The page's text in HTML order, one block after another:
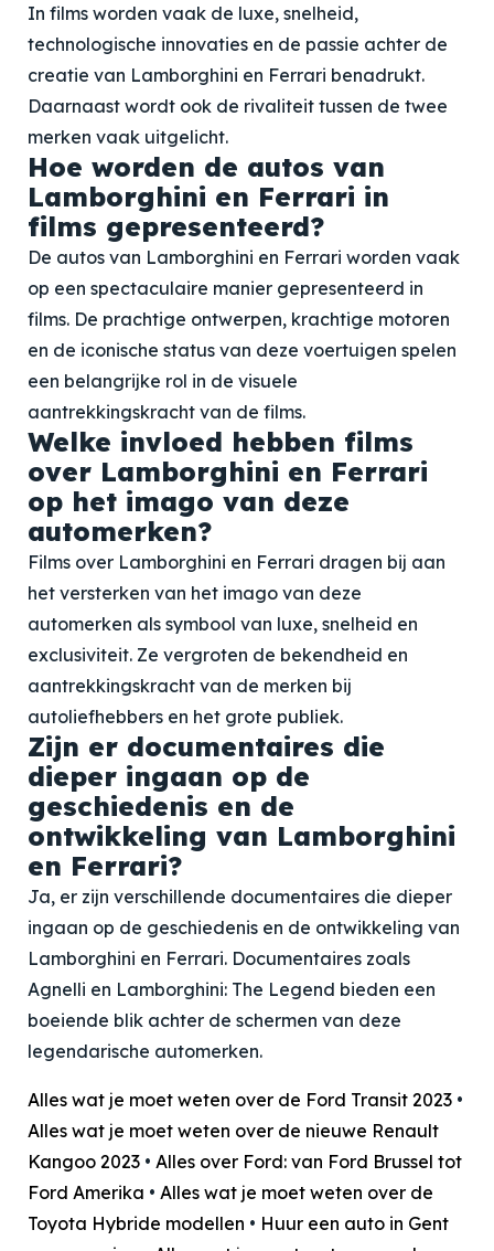
In films worden vaak de luxe, snelheid,
technologische innovaties en de passie achter de
creatie van Lamborghini en Ferrari benadrukt.
Daarnaast wordt ook de rivaliteit tussen de twee
merken vaak uitgelicht.
Hoe worden de autos van
Lamborghini en Ferrari in
films gepresenteerd?
De autos van Lamborghini en Ferrari worden vaak
op een spectaculaire manier gepresenteerd in
films. De prachtige ontwerpen, krachtige motoren
en de iconische status van deze voertuigen spelen
een belangrijke rol in de visuele
aantrekkingskracht van de films.
Welke invloed hebben films
over Lamborghini en Ferrari
op het imago van deze
automerken?
Films over Lamborghini en Ferrari dragen bij aan
het versterken van het imago van deze
automerken als symbool van luxe, snelheid en
exclusiviteit. Ze vergroten de bekendheid en
aantrekkingskracht van de merken bij
autoliefhebbers en het grote publiek.
Zijn er documentaires die
dieper ingaan op de
geschiedenis en de
ontwikkeling van Lamborghini
en Ferrari?
Ja, er zijn verschillende documentaires die dieper
ingaan op de geschiedenis en de ontwikkeling van
Lamborghini en Ferrari. Documentaires zoals
Agnelli en Lamborghini: The Legend bieden een
boeiende blik achter de schermen van deze
legendarische automerken.
Alles wat je moet weten over de Ford Transit 2023 •
Alles wat je moet weten over de nieuwe Renault
Kangoo 2023 • Alles over Ford: van Ford Brussel tot
Ford Amerika • Alles wat je moet weten over de
Toyota Hybride modellen • Huur een auto in Gent